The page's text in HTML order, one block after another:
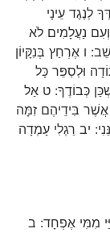
לְנֶגֶד עֵינָי
נַעֲלָמִים לֹא
ו אֶרְחַץ בְּנִקָּיוֹן
וּלְסַפֵּר כָּל
כְּבוֹדֶךָ: ט אַל
בִּידֵיהֶם זִמָּה
יב רַגְלִי עָמְדָה
מִמִּי אֶפְחָד: ב